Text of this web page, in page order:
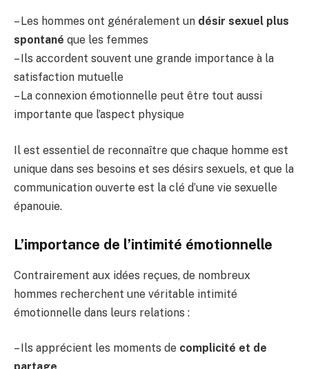
– Les hommes ont généralement un désir sexuel plus
spontané que les femmes
– Ils accordent souvent une grande importance à la
satisfaction mutuelle
– La connexion émotionnelle peut être tout aussi
importante que l’aspect physique
Il est essentiel de reconnaître que chaque homme est
unique dans ses besoins et ses désirs sexuels, et que la
communication ouverte est la clé d’une vie sexuelle
épanouie.
L’importance de l’intimité émotionnelle
Contrairement aux idées reçues, de nombreux
hommes recherchent une véritable intimité
émotionnelle dans leurs relations :
– Ils apprécient les moments de complicité et de